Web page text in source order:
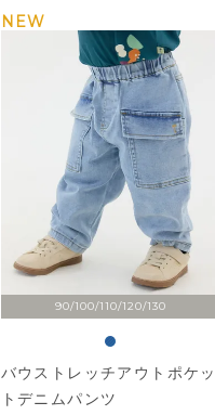
90/100/110/120/130
NEW
バウストレッチアウトポケッ
トデニムパンツ